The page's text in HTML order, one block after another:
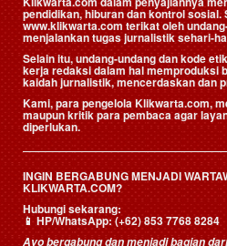
pendidikan, hiburan dan kontrol sosial.
www.klikwarta.com terikat oleh
menjalankan tugas jurnalistik sehari-
Selain itu, undang-undang dan kode
kerja redaksi dalam hal memproduksi
kaidah jurnalistik, mencerdaskan dan
Kami, para pengelola Klikwarta.com,
maupun kritik para pembaca agar
diperlukan.
INGIN BERGABUNG MENJADI
KLIKWARTA.COM?
Hubungi sekarang:
📱HP/WhatsApp:(+62) 853 7768 8284
Ayo bergabung dan menjadi bagian